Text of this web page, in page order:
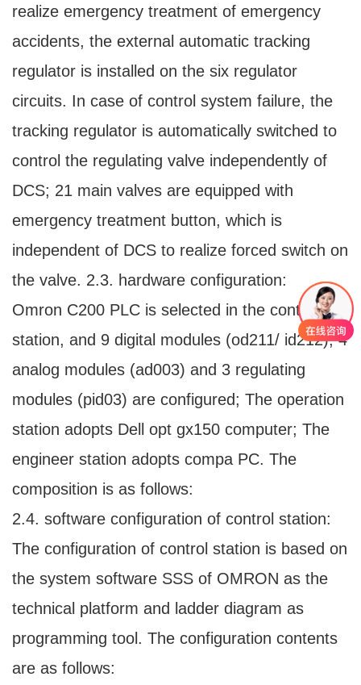
realize emergency treatment of emergency
accidents, the external automatic tracking
regulator is installed on the six regulator
circuits. In case of control system failure, the
tracking regulator is automatically switched to
control the regulating valve independently of
DCS; 21 main valves are equipped with
emergency treatment button, which is
independent of DCS to realize forced switch on
the valve. 2.3. hardware configuration:
Omron C200 PLC is selected in the control
station, and 9 digital modules (od211/ id212), 4
analog modules (ad003) and 3 regulating
modules (pid03) are configured; The operation
station adopts Dell opt gx150 computer; The
engineer station adopts compa PC. The
composition is as follows:
2.4. software configuration of control station:
The configuration of control station is based on
the system software SSS of OMRON as the
technical platform and ladder diagram as
programming tool. The configuration contents
are as follows: